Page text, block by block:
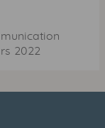
2022